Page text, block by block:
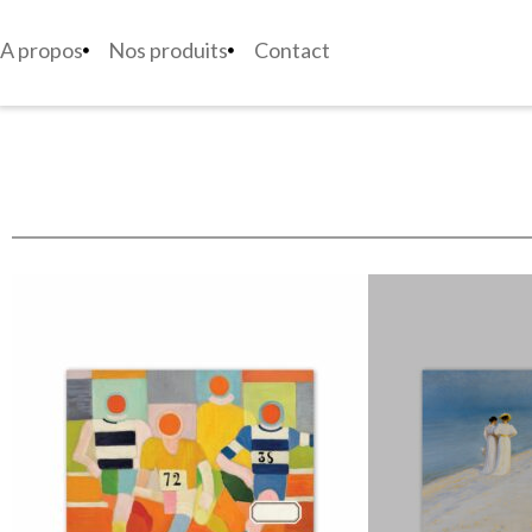
A propos Nos produits Contact